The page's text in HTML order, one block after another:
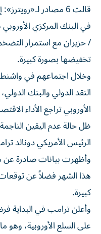
قالت 6 مصادر
في البنك المركزي
/ حزيران مع استمرار
تخفيضها بصورة كبيرة.
وخلال اجتماعهم في
النقد الدولي والبنك
الأوروبي تراجع الأداء
ظل حالة عدم اليقين
الرئيس الأمريكي دونالد
وأظهرت بيانات صادرة عن
هذا الشهر فضلاً عن
كبيرة.
على السلع الأوروبية،